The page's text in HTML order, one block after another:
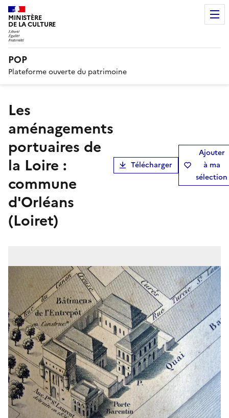
MINISTÈRE
DE LA CULTURE
POP
Plateforme ouverte du patrimoine
Les
aménagements
portuaires de
la Loire :
commune
d'Orléans
(Loiret)
Télécharger
Ajouter
à ma
sélection